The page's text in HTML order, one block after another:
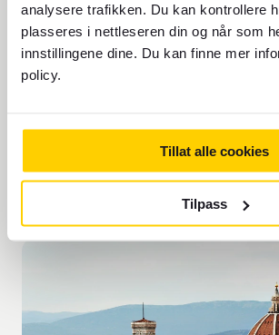
analysere trafikken. Du kan kontrollere
plasseres i nettleseren din og når som
innstillingene dine. Du kan finne mer
policy.
Tillat alle cookies
Tilpass
TIDSSONE: